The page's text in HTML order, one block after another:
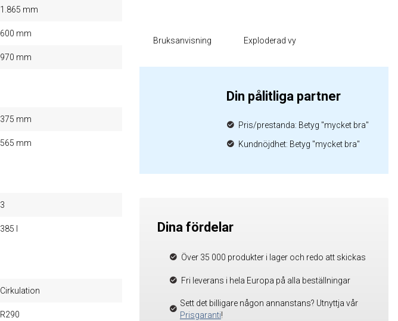
1.865 mm
600 mm
970 mm
375 mm
565 mm
3
385 l
Cirkulation
R290
Bruksanvisning Exploderad vy
Din pålitliga partner
Pris/prestanda: Betyg "mycket bra"
Kundnöjdhet: Betyg "mycket bra"
Dina fördelar
Över 35 000 produkter i lager och redo att skickas
Fri leverans i hela Europa på alla beställningar
Sett det billigare någon annanstans? Utnyttja vår
Prisgaranti!